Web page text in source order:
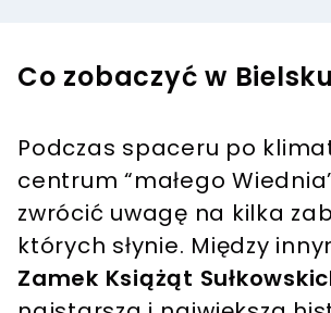
Co zobaczyć w
Podczas spaceru po
centrum “małego
zwrócić uwagę na kilka
których słynie. Między
Zamek Książąt